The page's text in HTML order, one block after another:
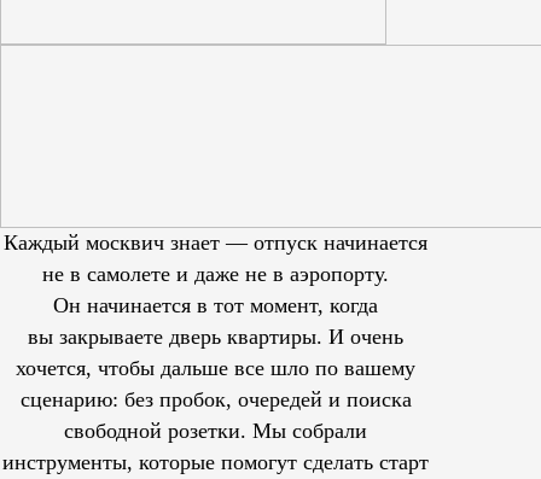
Каждый москвич знает — отпуск начинается
не в самолете и даже не в аэропорту.
Он начинается в тот момент, когда
вы закрываете дверь квартиры. И очень
хочется, чтобы дальше все шло по вашему
сценарию: без пробок, очередей и поиска
свободной розетки. Мы собрали
инструменты, которые помогут сделать старт